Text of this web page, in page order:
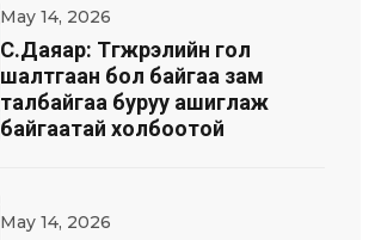
May 14, 2026
С.Даяар: Түгжрэлийн гол
шалтгаан бол байгаа зам
талбайгаа буруу ашиглаж
байгаатай холбоотой
May 14, 2026